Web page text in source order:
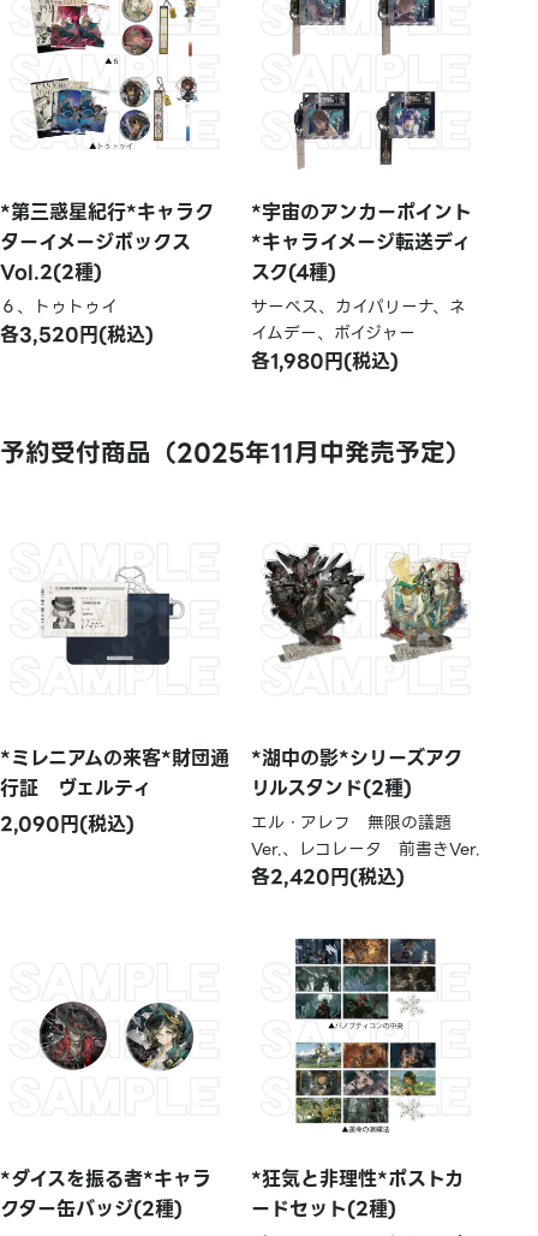
*第三惑星紀行*キャラク
ターイメージボックス
Vol.2(2種)
６、トゥトゥイ
各3,520円(税込)
*宇宙のアンカーポイント
*キャライメージ転送ディ
スク(4種)
サーベス、カイパリーナ、ネ
イムデー、ボイジャー
各1,980円(税込)
予約受付商品（2025年11月中発売予定）
*ミレニアムの来客*財団通
行証 ヴェルティ
2,090円(税込)
*湖中の影*シリーズアク
リルスタンド(2種)
エル・アレフ 無限の議題
Ver.、レコレータ 前書きVer.
各2,420円(税込)
*ダイスを振る者*キャラ
クター缶バッジ(2種)
*狂気と非理性*ポストカ
ードセット(2種)